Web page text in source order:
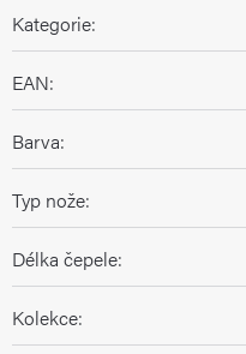
Kategorie:
EAN:
Barva:
Typ nože:
Délka čepele:
Kolekce: